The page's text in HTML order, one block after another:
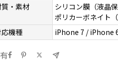
・素材
シリコン膜（液晶
ポリカーボネイト
機種
iPhone 7 / iPhone